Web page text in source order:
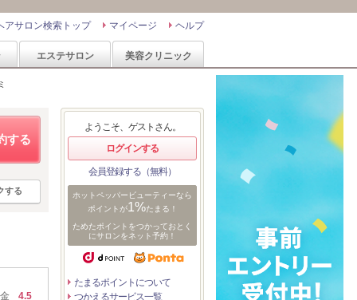
ヘルプ
マイページ
アサロン検索トップ
エステサロン 美容クリニック
する
する
4.5
ようこそ、ゲストさん。
ログインする
会員登録する（無料）
ホットペッパービューティーなら
ポイントが1%たまる！
ためたポイントをつかっておとく
にサロンをネット予約！
たまるポイントについて
つかえるサービス一覧